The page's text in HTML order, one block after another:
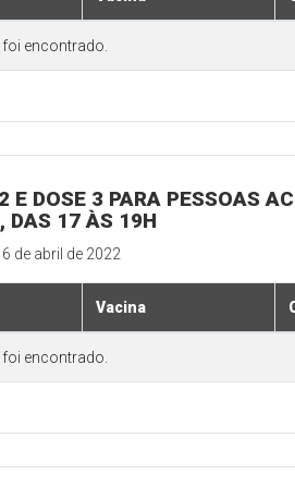
encontrado.
E DOSE 3 PARA PESSOAS
DAS 17 ÀS 19H
6 de abril de 2022
Vacina
encontrado.